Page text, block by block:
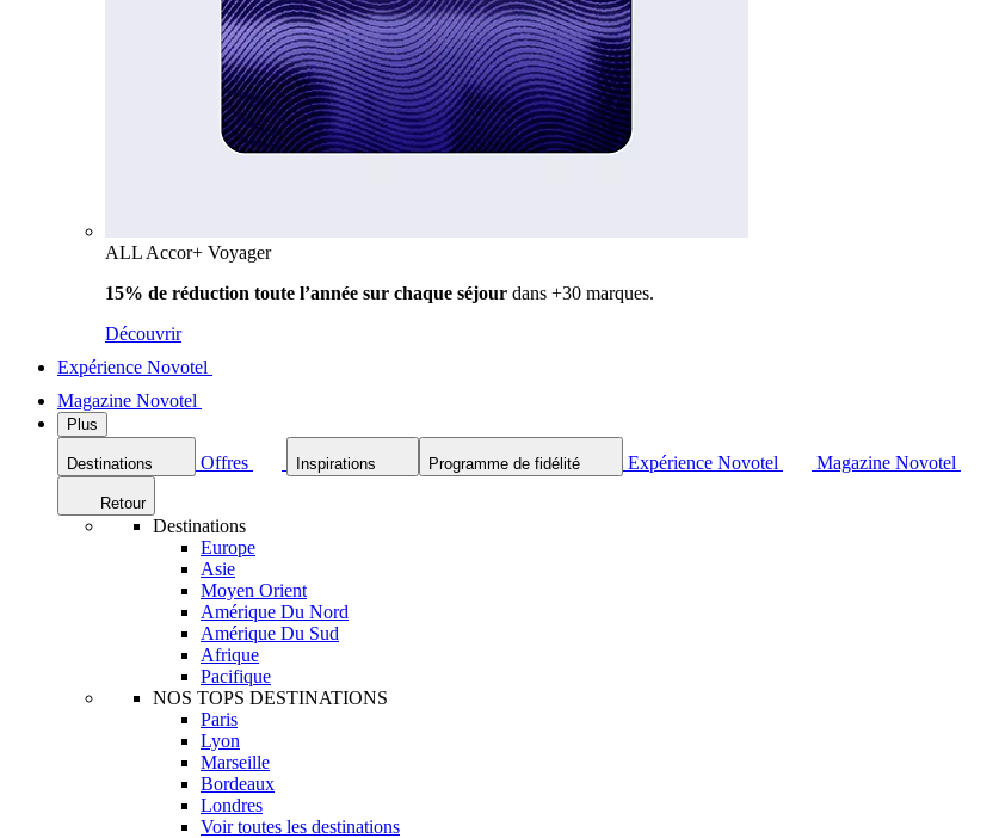
ALL Accor+ Voyager
15% de réduction toute l’année sur chaque séjour dans +30 marques.
Découvrir
Expérience Novotel
Magazine Novotel
Plus
Destinations Offres Inspirations Programme de fidélité Expérience Novotel Magazine Novotel
Retour
Destinations
Europe
Asie
Moyen Orient
Amérique Du Nord
Amérique Du Sud
Afrique
Pacifique
NOS TOPS DESTINATIONS
Paris
Lyon
Marseille
Bordeaux
Londres
Voir toutes les destinations